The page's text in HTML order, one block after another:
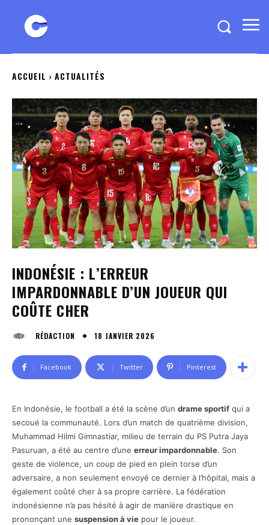
ACCUEIL ACTUALITÉS
INDONÉSIE : L’ERREUR
IMPARDONNABLE D’UN JOUEUR QUI
COÛTE CHER
RÉDACTION 18 JANVIER 2026
Facebook Twitter Pinterest
En Indonésie, le football a été la scène d’un drame sportif qui a
secoué la communauté. Lors d’un match de quatrième division,
Muhammad Hilmi Gimnastiar, milieu de terrain du PS Putra Jaya
Pasuruan, a été au centre d’une erreur impardonnable. Son
geste de violence, un coup de pied en plein torse d’un
adversaire, a non seulement envoyé ce dernier à l’hôpital, mais a
également coûté cher à sa propre carrière. La fédération
indonésienne n’a pas hésité à agir de manière drastique en
prononçant une suspension à vie pour le joueur.